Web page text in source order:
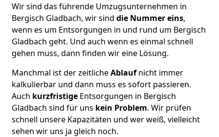
Wir sind das führende Umzugsunternehmen in
Bergisch Gladbach, wir sind die Nummer eins,
wenn es um Entsorgungen in und rund um Bergisch
Gladbach geht. Und auch wenn es einmal schnell
gehen muss, dann finden wir eine Lösung.
Manchmal ist der zeitlicheAblaufnicht immer
kalkulierbar und dann muss es sofort passieren.
Auch kurzfristige Entsorgungen in Bergisch
Gladbach sind für uns kein Problem. Wir prüfen
schnell unsere Kapazitäten und wer weiß, vielleicht
sehen wir uns ja gleich noch.